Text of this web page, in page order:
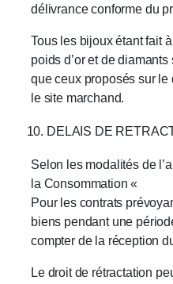
délivrance conforme du
Tous les bijoux étant fait
poids d’or et de
que ceux proposés sur
le site marchand.
DELAIS DE
Selon les modalités de
la Consommation «
Pour les contrats
biens pendant une
compter de la réception
Le droit de rétractation